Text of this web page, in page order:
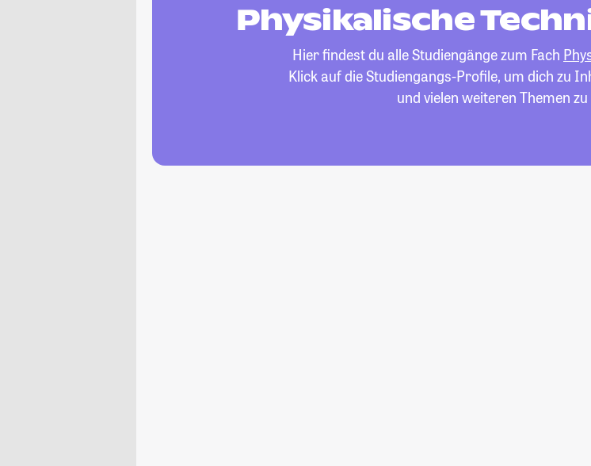
Physikalische
Hier findest du alle Studiengänge zum Fach
Klick auf die Studiengangs-Profile, um dich zu
und vielen weiteren Themen